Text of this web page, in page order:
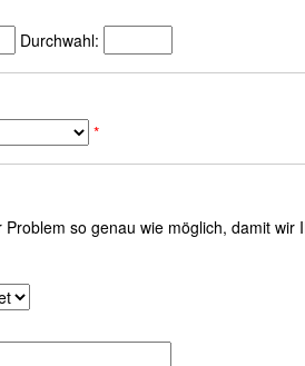
Durchwahl:
*
Problem so genau wie möglich, damit